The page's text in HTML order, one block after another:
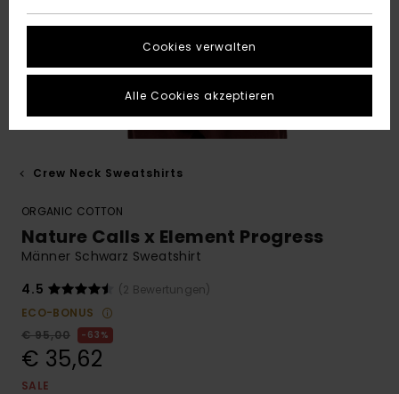
Crew Neck Sweatshirts
ORGANIC COTTON
Nature Calls x Element Progress
Männer Schwarz Sweatshirt
4.5
(2 Bewertungen)
ECO-BONUS
€ 95,00
63%
€ 35,62
SALE
Cookies verwalten
Alle Cookies akzeptieren